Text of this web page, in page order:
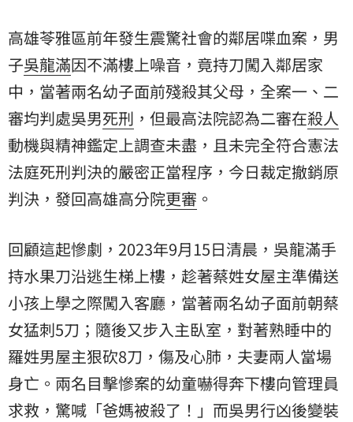
高雄苓雅區前年發生震驚社會的鄰居喋血案，男
子吳龍滿因不滿樓上噪音，竟持刀闖入鄰居家
中，當著兩名幼子面前殘殺其父母，全案一、二
審均判處吳男死刑 ，但最高法院認為二審在殺人
動機與精神鑑定上調查未盡，且未完全符合憲法
法庭死刑判決的嚴密正當程序，今日裁定撤銷原
判決，發回高雄高分院更審 。
回顧這起慘劇，2023年9月15日清晨，吳龍滿手
持水果刀沿逃生梯上樓，趁著蔡姓女屋主準備送
小孩上學之際闖入客廳，當著兩名幼子面前朝蔡
女猛刺5刀；隨後又步入主臥室，對著熟睡中的
羅姓男屋主狠砍8刀，傷及心肺，夫妻兩人當場
身亡。兩名目擊慘案的幼童嚇得奔下樓向管理員
求救，驚喊「爸媽被殺了！」而吳男行凶後變裝